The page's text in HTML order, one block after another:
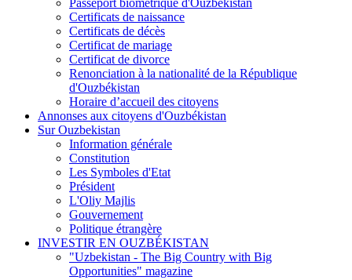
Passeport biométrique d'Ouzbékistan
Certificats de naissance
Certificats de décès
Certificat de mariage
Certificat de divorce
Renonciation à la nationalité de la République
d'Ouzbékistan
Horaire d’accueil des citoyens
Annonses aux citoyens d'Ouzbékistan
Sur Ouzbekistan
Information générale
Constitution
Les Symboles d'Etat
Président
L'Oliy Majlis
Gouvernement
Politique étrangère
INVESTIR EN OUZBÉKISTAN
"Uzbekistan - The Big Country with Big
Opportunities" magazine